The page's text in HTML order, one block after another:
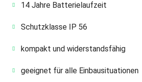
14 Jahre Batterielaufzeit
Schutzklasse IP 56
kompakt und widerstandsfähig
geeignet für alle Einbausituationen